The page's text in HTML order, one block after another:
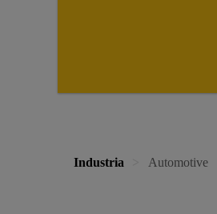
Industria Automotive